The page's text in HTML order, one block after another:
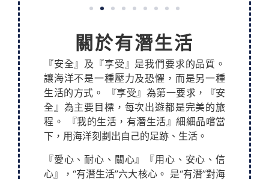
關於有潛生活
『安全』及『享受』是我們要求的品質。
讓海洋不是一種壓力及恐懼，而是另一種
生活的方式。 『享受』為第一要求，『安
全』為主要目標，每次出遊都是完美的旅
程。 『我的生活，有潛生活』細細品嚐當
下，用海洋刻劃出自己的足跡、生活。
『愛心、耐心、關心』『用心、安心、信
心』，“有潛生活”六大核心。 是“有潛”對海